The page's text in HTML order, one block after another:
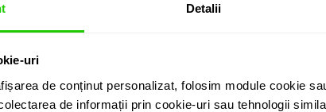
Detalii
uri
de conținut personalizat, folosim module cookie
de informații prin cookie-uri sau tehnologii